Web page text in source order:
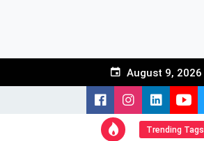
August 9, 2026
Trending Tags